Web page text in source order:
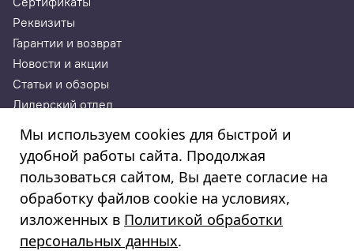
Время подготовки к работе после
измерения, не более
Интервал времени работы анализаторов
без корректировки показаний, не менее
Энергопитание от источника питания
постоянного тока напряжением
12,6±2 В
Энергопитание от бортовой сети
автомобиля
12,6±2 В
Потребляемая мощность в режиме
Реквизиты
Гарантии и возврат
Новости и акции
Статьи и обзоры
Дилерский отдел
© 2003—2025
«Автосервисторг»
ИП Годунова Лариса Леонидовна
ИНН 532108772827, ОГРНИП 308532130300022, ОКПО
308532130300022
Мы используем cookies для быстрой и
удобной работы сайта. Продолжая
пользоваться сайтом, Вы даете согласие на
обработку файлов cookie на условиях,
изложенных в Политикой обработки
персональных данных.